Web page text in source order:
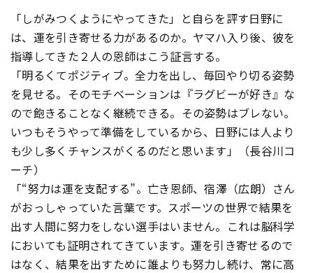
「しがみつくようにやってきた」と自らを評す日野に
は、運を引き寄せる力があるのか。ヤマハ入り後、彼を
指導してきた２人の恩師はこう証言する。
「明るくてポジティブ。全力を出し、毎回やり切る姿勢
を見せる。そのモチベーションは『ラグビーが好き』な
ので飽きることなく継続できる。その姿勢はブレない。
いつもそうやって準備をしているから、日野には人より
も少し多くチャンスがくるのだと思います」（長谷川コ
ーチ）
「“努力は運を支配する”。亡き恩師、宿澤（広朗）さん
がおっしゃっていた言葉です。スポーツの世界で結果を
出す人間に努力をしない選手はいません。これは脳科学
においても証明されてきています。運を引き寄せるので
はなく、結果を出すために誰よりも努力し続け、常に高